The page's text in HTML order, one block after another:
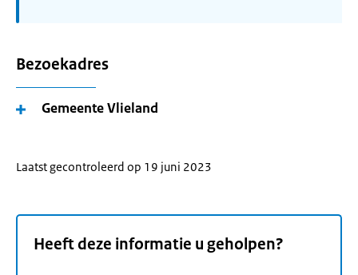
Bezoekadres
Gemeente Vlieland
Laatst gecontroleerd op 19 juni 2023
Heeft deze informatie u geholpen?